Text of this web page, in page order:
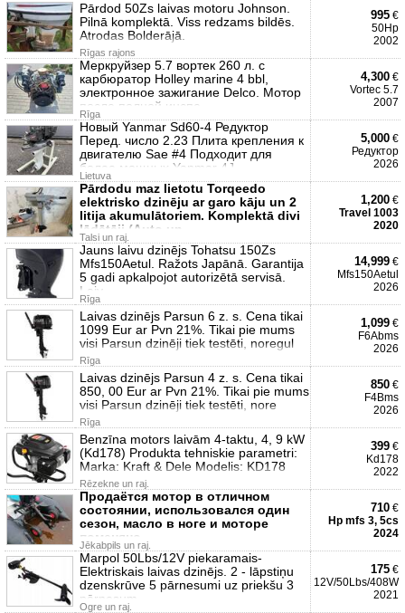
Pārdod 50Zs laivas motoru Johnson.
Pilnā komplektā. Viss redzams bildēs.
Atrodas Bolderājā.
Rīgas rajons
995 €
50Hp
2002
Меркруйзер 5.7 вортек 260 л. с
карбюратор Holley marine 4 bbl,
электронное зажигание Delco. Мотор
после полной инспе
Rīga
4,300 €
Vortec 5.7
2007
Новый Yanmar Sd60-4 Редуктор
Перед. число 2.23 Плита крепления к
двигателю Sae #4 Подходит для
более мощных Yanmar 4J
Lietuva
5,000 €
Редуктор
2026
Pārdodu maz lietotu Torqeedo
elektrisko dzinēju ar garo kāju un 2
litija akumulātoriem. Komplektā divi
lādētāji (Auto un
Talsi un raj.
1,200 €
Travel 1003
2020
Jauns laivu dzinējs Tohatsu 150Zs
Mfs150Aetul. Ražots Japānā. Garantija
5 gadi apkalpojot autorizētā servisā.
Laiv
Rīga
14,999 €
Mfs150Aetul
2026
Laivas dzinējs Parsun 6 z. s. Cena tikai
1099 Eur ar Pvn 21%. Tikai pie mums
visi Parsun dzinēji tiek testēti, noregul
Rīga
1,099 €
F6Abms
2026
Laivas dzinējs Parsun 4 z. s. Cena tikai
850, 00 Eur ar Pvn 21%. Tikai pie mums
visi Parsun dzinēji tiek testēti, nore
Rīga
850 €
F4Bms
2026
Benzīna motors laivām 4-taktu, 4, 9 kW
(Kd178) Produkta tehniskie parametri:
Marka: Kraft & Dele Modelis: KD178
Rēzekne un raj.
399 €
Kd178
2022
Продаётся мотор в отличном
состоянии, использовался один
сезон, масло в ноге и моторе
поменяно.
Jēkabpils un raj.
710 €
Hp mfs 3, 5cs
2024
Marpol 50Lbs/12V piekaramais-
Elektriskais laivas dzinējs. 2 - lāpstiņu
dzenskrūve 5 pārnesumi uz priekšu 3
pārnesum
Ogre un raj.
175 €
12V/50Lbs/408W
2021